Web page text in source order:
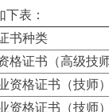
表：
书种类
格证书（高级技师
资格证书（技师）
资格证书（技师）